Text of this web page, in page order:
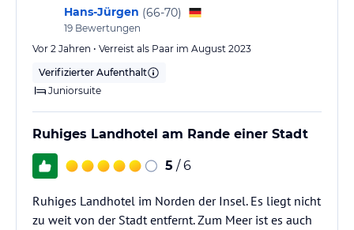
unterstreicht den ländlichen Charakter der Hacienda.
Das Zimmer im ersten Stock bot einen weiten Blick
über Bananenpflanzen…
Hans-Jürgen (66-70)
19 Bewertungen
Vor 2 Jahren • Verreist als Paar im August 2023
Verifizierter Aufenthalt
Juniorsuite
Ruhiges Landhotel am Rande einer Stadt
5 / 6
Ruhiges Landhotel im Norden der Insel. Es liegt nicht
zu weit von der Stadt entfernt. Zum Meer ist es auch